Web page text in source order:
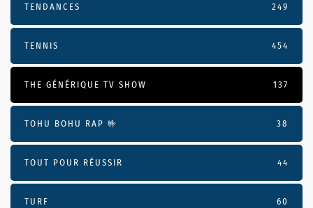
TENDANCES 249
TENNIS 454
THE GÉNÉRIQUE TV SHOW 137
TOHU BOHU RAP 🤟 38
TOUT POUR RÉUSSIR 44
TURF 60